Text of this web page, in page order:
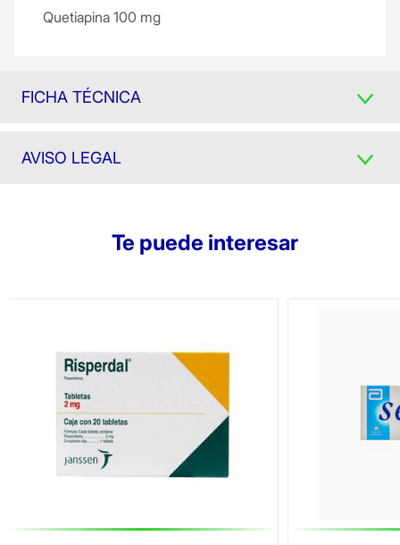
Quetiapina 100 mg
FICHA TÉCNICA
AVISO LEGAL
Te puede interesar